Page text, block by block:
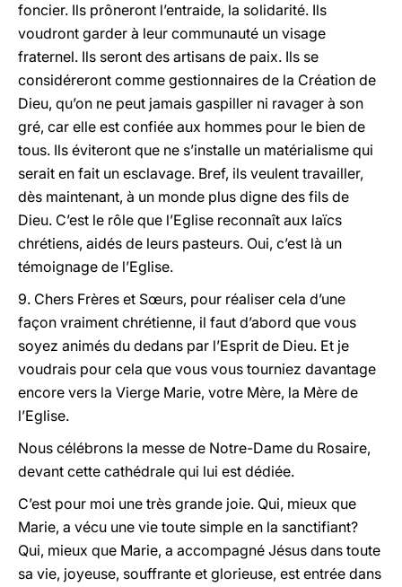
foncier. Ils prôneront l’entraide, la solidarité. Ils
voudront garder à leur communauté un visage
fraternel. Ils seront des artisans de paix. Ils se
considéreront comme gestionnaires de la Création de
Dieu, qu’on ne peut jamais gaspiller ni ravager à son
gré, car elle est confiée aux hommes pour le bien de
tous. Ils éviteront que ne s’installe un matérialisme qui
serait en fait un esclavage. Bref, ils veulent travailler,
dès maintenant, à un monde plus digne des fils de
Dieu. C’est le rôle que l’Eglise reconnaît aux laïcs
chrétiens, aidés de leurs pasteurs. Oui, c’est là un
témoignage de l’Eglise.
9. Chers Frères et Sœurs, pour réaliser cela d’une
façon vraiment chrétienne, il faut d’abord que vous
soyez animés du dedans par l’Esprit de Dieu. Et je
voudrais pour cela que vous vous tourniez davantage
encore vers la Vierge Marie, votre Mère, la Mère de
l’Eglise.
Nous célébrons la messe de Notre-Dame du Rosaire,
devant cette cathédrale qui lui est dédiée.
C’est pour moi une très grande joie. Qui, mieux que
Marie, a vécu une vie toute simple en la sanctifiant?
Qui, mieux que Marie, a accompagné Jésus dans toute
sa vie, joyeuse, souffrante et glorieuse, est entrée dans